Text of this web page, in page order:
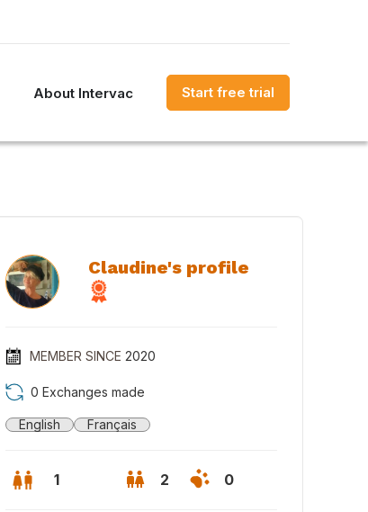
About Intervac Start free trial
Claudine's profile
MEMBER SINCE 2020
0 Exchanges made
English Français
1 2 0